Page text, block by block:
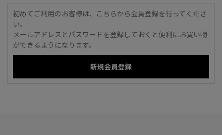
初めてご利用のお客様は、こちらから会員登録を行ってくださ
い。
メールアドレスとパスワードを登録しておくと便利にお買い物
ができるようになります。